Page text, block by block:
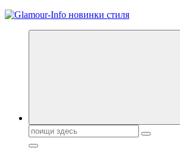
Секреты молодости, красоты и
Поиск: